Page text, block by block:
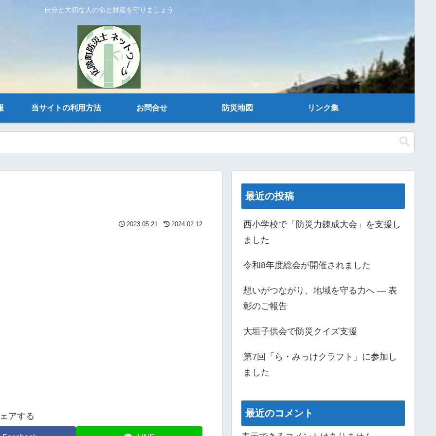
自分と大切な人の命と財産を守りましょう
当サイトの利用方法 お問合せ 防災地図 リンク集
2023.05.21 2024.02.12
アする
最近の投稿
西小学校で「防災力錬成大会」を支援し
ました
令和8年度総会が開催されました
想いがつながり、地域を守る力へ ― 表
彰のご報告
大垣子供会で防災クイズ支援
第7回「ら・みっけクラフト」に参加し
ました
最近のコメント